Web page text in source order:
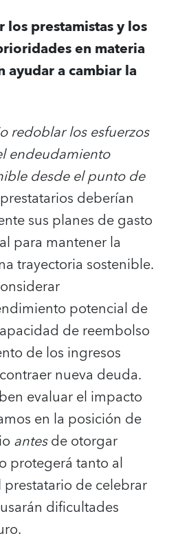
los prestamistas y los
en materia
a cambiar la
redoblar los esfuerzos
endeudamiento
desde el punto de
deberían
sus planes de gasto
para mantener la
trayectoria sostenible.
potencial de
de reembolso
de los ingresos
nueva deuda.
evaluar el impacto
en la posición de
antesde otorgar
protegerá tanto al
de celebrar
dificultades